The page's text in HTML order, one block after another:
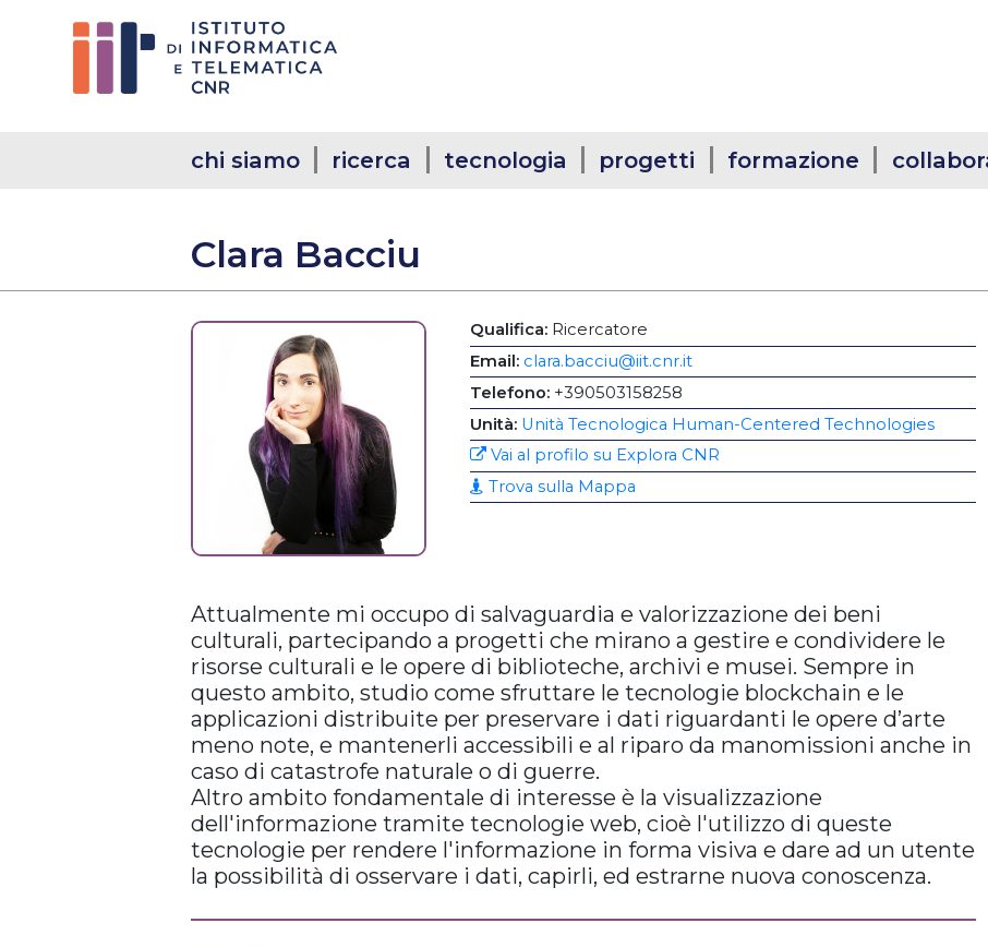
chi siamo ricerca tecnologia progetti formazione
Clara Bacciu
Qualifica: Ricercatore
Email: clara.bacciu@iit.cnr.it
Telefono: +390503158258
Unità: Unità Tecnologica Human-Centered Technologies
Vai al profilo su Explora CNR
Trova sulla Mappa
Attualmente mi occupo di salvaguardia e valorizzazione dei beni
culturali, partecipando a progetti che mirano a gestire e condividere le
risorse culturali e le opere di biblioteche, archivi e musei. Sempre in
questo ambito, studio come sfruttare le tecnologie blockchain e le
applicazioni distribuite per preservare i dati riguardanti le opere d’arte
meno note, e mantenerli accessibili e al riparo da manomissioni anche in
caso di catastrofe naturale o di guerre.
Altro ambito fondamentale di interesse è la visualizzazione
dell'informazione tramite tecnologie web, cioè l'utilizzo di queste
tecnologie per rendere l'informazione in forma visiva e dare ad un utente
la possibilità di osservare i dati, capirli, ed estrarne nuova conoscenza.